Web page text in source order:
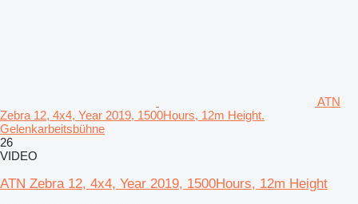
ATN
Zebra 12, 4x4, Year 2019, 1500Hours, 12m Height.
Gelenkarbeitsbühne
26
VIDEO
ATN Zebra 12, 4x4, Year 2019, 1500Hours, 12m Height